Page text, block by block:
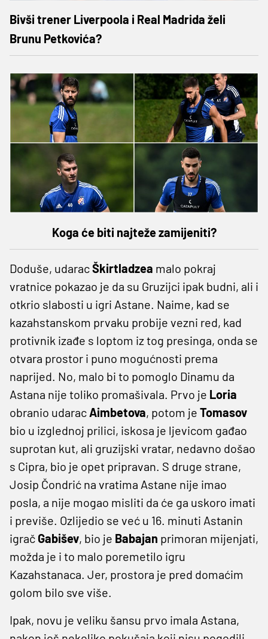
Bivši trener Liverpoola i Real Madrida želi
Brunu Petkovića?
Koga će biti najteže zamijeniti?
Doduše, udaracŠkirtladzea malo pokraj
vratnice pokazao je da su Gruzijci ipak budni, ali i
otkrio slabosti u igri Astane. Naime, kad se
kazahstanskom prvaku probije vezni red, kad
protivnik izađe s loptom iz tog presinga, onda se
otvara prostor i puno mogućnosti prema
naprijed. No, malo bi to pomoglo Dinamu da
Astana nije toliko promašivala. Prvo je Loria
obranio udarac Aimbetova, potom je Tomasov
bio u izglednoj prilici, iskosa je ljevicom gađao
suprotan kut, ali gruzijski vratar, nedavno došao
s Cipra, bio je opet pripravan. S druge strane,
Josip Čondrić na vratima Astane nije imao
posla, a nije mogao misliti da će ga uskoro imati
i previše. Ozlijedio se već u 16. minuti Astanin
igrač Gabišev, bio je Babajan primoran mijenjati,
možda je i to malo poremetilo igru
Kazahstanaca. Jer, prostora je pred domaćim
golom bilo sve više.
Ipak, novu je veliku šansu prvo imala Astana,